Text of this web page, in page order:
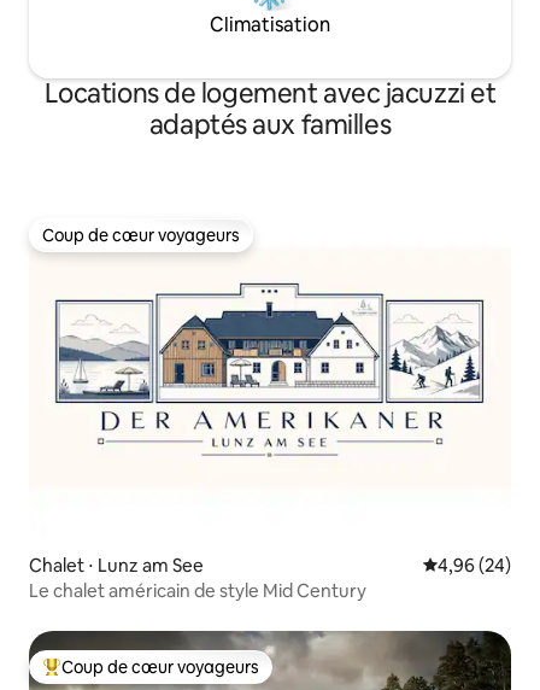
Climatisation
Locations de logement avec jacuzzi et
adaptés aux familles
Coup de cœur voyageurs
Coup de cœur voyageurs
Chalet ⋅ Lunz am See Évaluation
4,96 (24)
Le chalet américain de style Mid Century
Coups de cœur voyageurs les plus appréciés
Coup de cœur voyageurs